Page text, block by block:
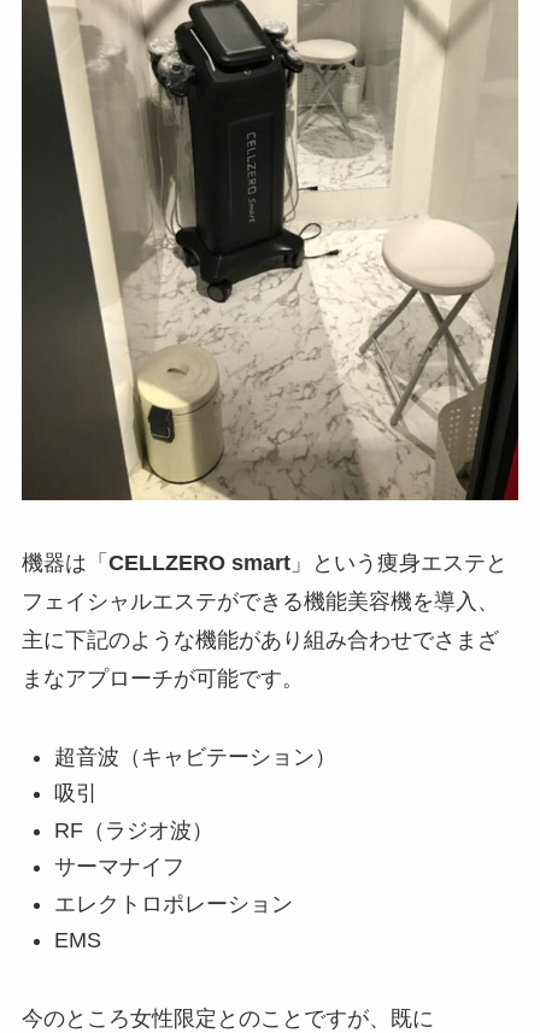
機器は「 CELLZERO smart」という痩身エステと
フェイシャルエステができる機能美容機を導入、
主に下記のような機能があり組み合わせでさまざ
まなアプローチが可能です。
超音波（キャビテーション）
吸引
RF（ラジオ波）
サーマナイフ
エレクトロポレーション
EMS
今のところ女性限定とのことですが、既に